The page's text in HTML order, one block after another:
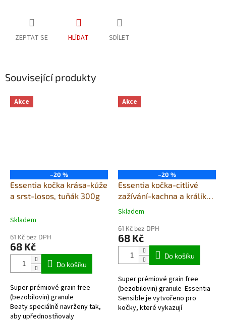
ZEPTAT SE HLÍDAT SDÍLET
Související produkty
Akce
–20 %
Essentia kočka krása-kůže
a srst-losos, tuňák 300g
Skladem
61 Kč bez DPH
68 Kč
Do košíku
Super prémiové grain free
(bezobilovin) granule
Beaty speciálně navrženy tak,
aby upřednostňovaly
Akce
–20 %
Essentia kočka-citlivé
zažívání-kachna a králík
300g
Průměrné
produktu
je
hvězdiček.
Skladem
61 Kč bez DPH
68 Kč
Do košíku
Super prémiové grain free
(bezobilovin) granule Essentia
Sensible je vytvořeno pro
kočky, které vykazují